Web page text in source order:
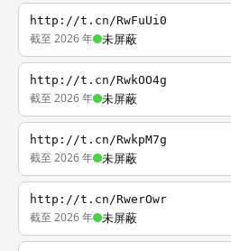
http://t.cn/RwFuUi0
截至 2026 年 未屏蔽
http://t.cn/RwkOO4g
截至 2026 年 未屏蔽
http://t.cn/RwkpM7g
截至 2026 年 未屏蔽
http://t.cn/RwerOwr
截至 2026 年 未屏蔽